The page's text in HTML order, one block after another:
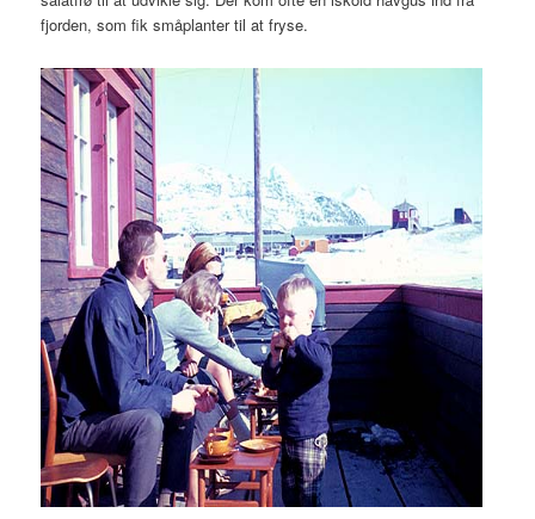
fjorden, som fik småplanter til at fryse.